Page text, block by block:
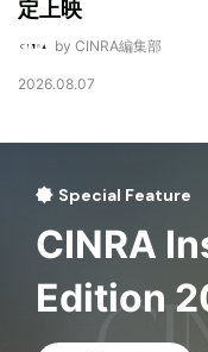
定上映
by CINRA編集部
2026.08.07
Special Feature
CINRA
Edition